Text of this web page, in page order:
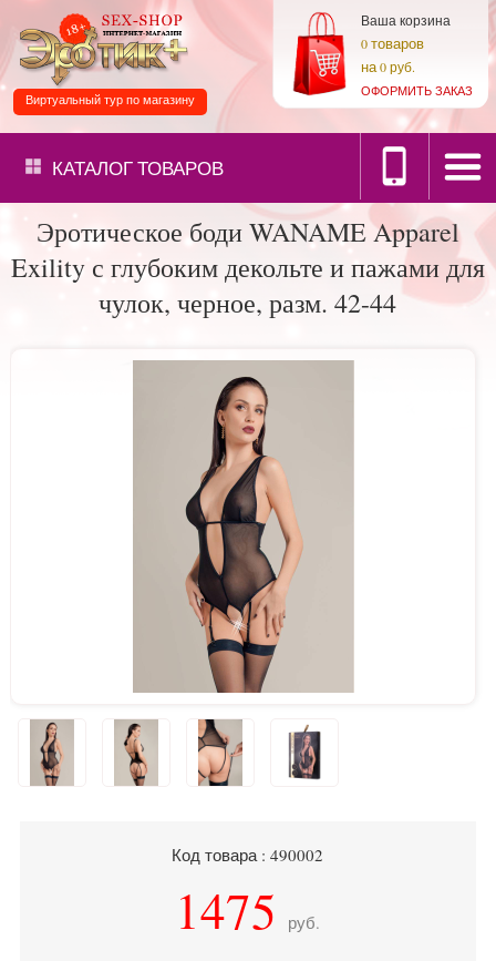
Ваша корзина
0товаров
на0 руб.
ОФОРМИТЬ ЗАКАЗ
Виртуальный тур по магазину
КАТАЛОГТОВАРОВ
Эротическое боди WANAME Apparel
Exility с глубоким декольте и пажами для
чулок, черное, разм. 42-44
Код товара : 490002
1475 руб.